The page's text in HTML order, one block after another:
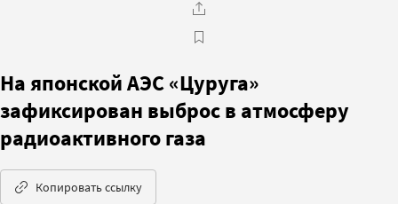
На японской АЭС «Цуруга»
зафиксирован выброс в атмосферу
радиоактивного газа
Копировать ссылку